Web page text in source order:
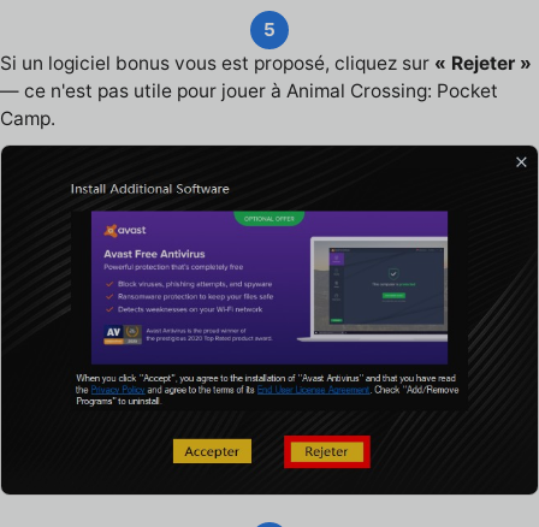
5
Si un logiciel bonus vous est proposé, cliquez sur « Rejeter »
— ce n'est pas utile pour jouer à Animal Crossing: Pocket
Camp.